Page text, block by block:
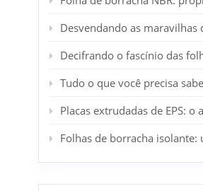
Desvendando as maravilhas da folha de borracha SBR: seu aliado industrial e
Decifrando o fascínio das folhas de borracha CR: o epítome da resiliência
Tudo o que você precisa saber sobre a placa de lã de
Placas extrudadas de EPS: o auge da inovação em isolamento
Folhas de borracha isolante: um componente essencial na segurança